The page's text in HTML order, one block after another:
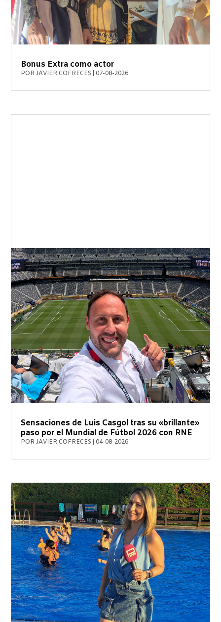
Bonus Extra como actor
PORJAVIER COFRECES 07-08-2026
Sensaciones de Luis Casgol tras su «brillante»
paso por el Mundial de Fútbol 2026 con RNE
PORJAVIER COFRECES 04-08-2026